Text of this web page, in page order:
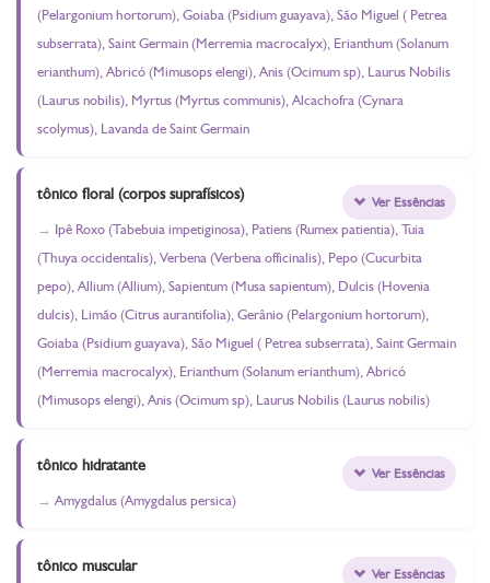
(Pelargonium hortorum), Goiaba (Psidium guayava), São Miguel ( Petrea
subserrata), Saint Germain (Merremia macrocalyx), Erianthum (Solanum
erianthum), Abricó (Mimusops elengi), Anis (Ocimum sp), Laurus Nobilis
(Laurus nobilis), Myrtus (Myrtus communis), Alcachofra (Cynara
scolymus), Lavanda de Saint Germain
tônico floral (corpos suprafísicos)
Ipê Roxo (Tabebuia impetiginosa), Patiens (Rumex patientia), Tuia
(Thuya occidentalis), Verbena (Verbena officinalis), Pepo (Cucurbita
pepo), Allium (Allium), Sapientum (Musa sapientum), Dulcis (Hovenia
dulcis), Limão (Citrus aurantifolia), Gerânio (Pelargonium hortorum),
Goiaba (Psidium guayava), São Miguel ( Petrea subserrata), Saint Germain
(Merremia macrocalyx), Erianthum (Solanum erianthum), Abricó
(Mimusops elengi), Anis (Ocimum sp), Laurus Nobilis (Laurus nobilis)
Ver Essências
tônico hidratante
Amygdalus (Amygdalus persica)
Ver Essências
tônico muscular Ver Essências